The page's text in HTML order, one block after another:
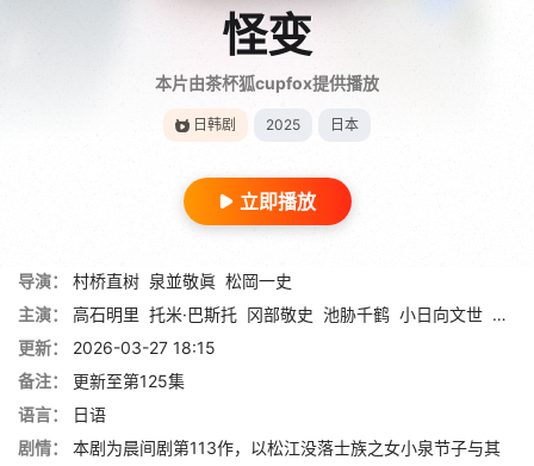
怪变
本片由茶杯狐cupfox提供播放
日韩剧 2025 日本
立即播放
导演： 村桥直树 泉並敬眞 松岡一史
主演：
高石明里 托米·巴斯托 冈部敬史 池胁千鹤 小日向文世 宽一
更新：
2026-03-27 18:15
备注：
更新至第125集
语言：
日语
剧情：
本剧为晨间剧第113作，以松江没落士族之女小泉节子与其